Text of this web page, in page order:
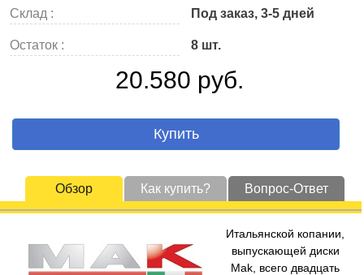
Склад :
Под заказ, 3-5 дней
Остаток : 8 шт.
20.580 руб.
Купить
Обзор Как купить? Вопрос-Ответ
Итальянской копании,
выпускающей диски
Mak, всего двадцать